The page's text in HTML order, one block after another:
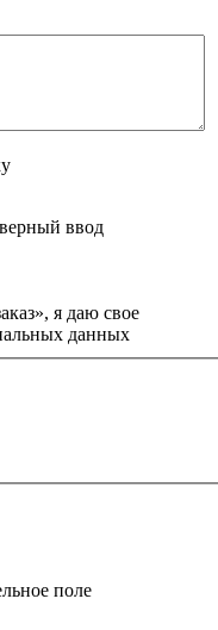
ввод
я даю свое
данных
поле